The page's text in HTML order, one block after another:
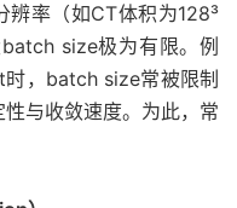
辨率（如CT体积为128³
size极为有限。例
，batch size常被限制
与收敛速度。为此，常